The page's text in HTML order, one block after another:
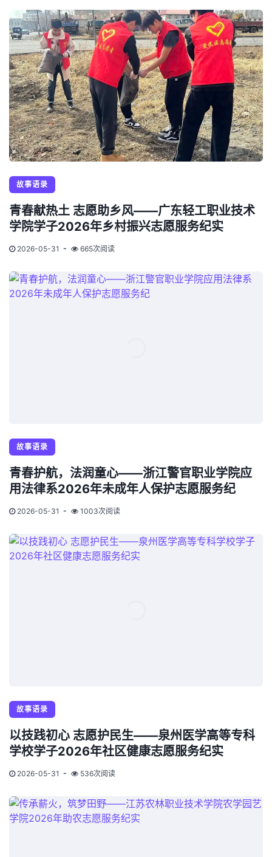
故事语录
青春献热土 志愿助乡风——广东轻工职业技术
学院学子2026年乡村振兴志愿服务纪实
2026-05-31 665次阅读
故事语录
青春护航，法润童心——浙江警官职业学院应
用法律系2026年未成年人保护志愿服务纪
2026-05-31 1003次阅读
故事语录
以技践初心 志愿护民生——泉州医学高等专科
学校学子2026年社区健康志愿服务纪实
2026-05-31 536次阅读